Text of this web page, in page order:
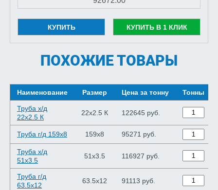
КУПИТЬ КУПИТЬ В 1 КЛИК
ПОХОЖИЕ ТОВАРЫ
Наименование Размер Цена за тонну Тонны
Труба х/д
22x2.5 К
22x2.5 К 122645 руб.
Труба г/д 159x8 159x8 95271 руб.
Труба х/д
51x3.5
51x3.5 116927 руб.
Труба г/д
63.5x12
63.5x12 91113 руб.